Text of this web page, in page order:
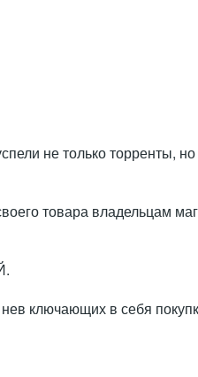
не только торренты,
товара владельцам
ключающих в себя